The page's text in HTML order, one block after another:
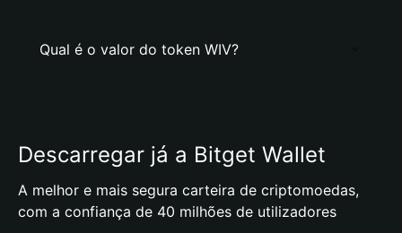
Qual é o valor do token WIV?
Descarregar já a Bitget Wallet
A melhor e mais segura carteira de criptomoedas,
com a confiança de 40 milhões de utilizadores